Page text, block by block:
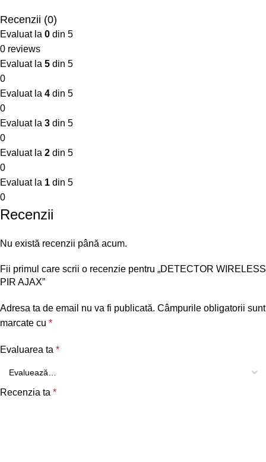
Recenzii (0)
Evaluat la 0 din 5
0 reviews
Evaluat la 5 din 5
0
Evaluat la 4 din 5
0
Evaluat la 3 din 5
0
Evaluat la 2 din 5
0
Evaluat la 1 din 5
0
Recenzii
Nu există recenzii până acum.
Fii primul care scrii o recenzie pentru „DETECTOR WIRELESS
PIR AJAX”
Adresa ta de email nu va fi publicată. Câmpurile obligatorii sunt
marcate cu *
Evaluarea ta *
Recenzia ta *